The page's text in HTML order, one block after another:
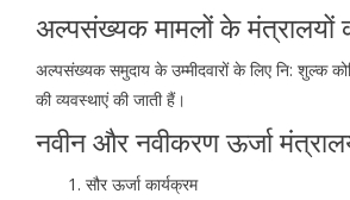
अल्पसंख्यक मामलों के मंत्रालयों
अल्पसंख्यक समुदाय के उम्मीदवारों के लिए नि: शुल्क
की व्यवस्थाएं की जाती हैं।
नवीन और नवीकरण ऊर्जा
सौर ऊर्जा कार्यक्रम